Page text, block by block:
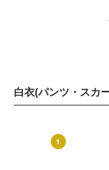
白衣(パンツ・スカ